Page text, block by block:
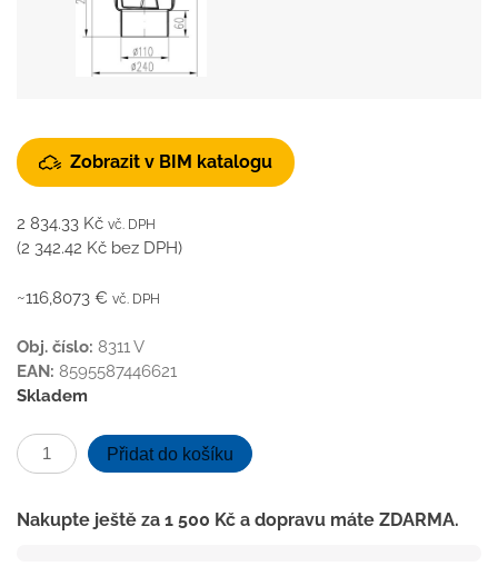
Zobrazit v BIM katalogu
2 834.33 Kč vč. DPH
(2 342.42 Kč bez DPH)
~116,8073 € vč. DPH
Obj. číslo: 8311 V
EAN: 8595587446621
Skladem
Kanalizační
vpusť
D110-
Přidat do košíku
Nakupte ještě za 1 500 Kč a dopravu máte ZDARMA.